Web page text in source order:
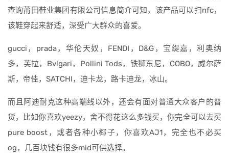
查询莆田鞋业集团有限公司信息简介可知，该产品可以扫nfc，
该鞋穿起来舒适，深受广大群众的喜爱。
gucci，prada，华伦天奴，FENDI，D&G，宝缇嘉，利奥纳
多，芙拉，Bvlgari，Pollini Tods，铁狮东尼，COBO，威尔萨
斯，帝佳，SATCHI，迪卡龙，路卡迪龙，冰山。
而且阿迪耐克这种高端线以外，还会有面对普通大众客户的普
货，比如你喜欢yeezy，舍不得花这么多钱买，你完全可以去买
pure boost，或者各种小椰子，你喜欢AJ1，完全也不必买
og，几百块钱有很多mid可供选择。